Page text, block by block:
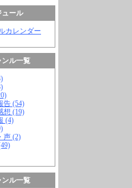
ュール
カレンダー
ンル一覧
告 (54)
想 (19)
(4)
声 (2)
ンル一覧